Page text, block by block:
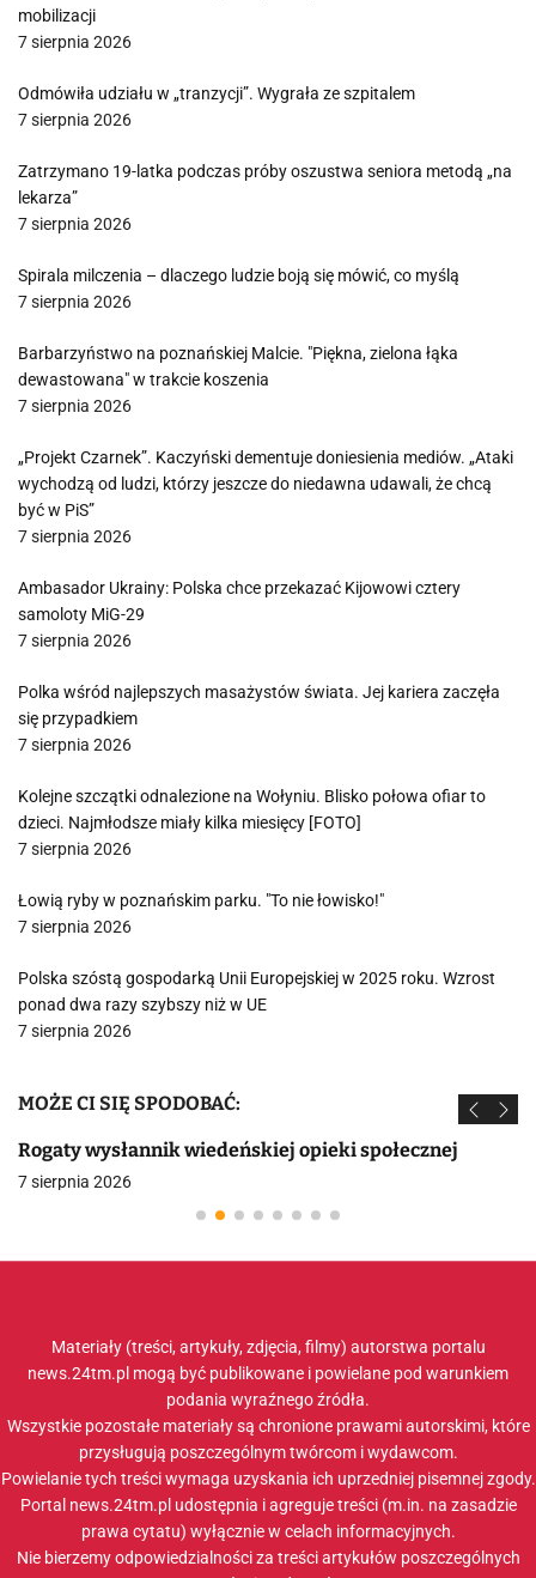
mobilizacji
7 sierpnia 2026
Odmówiła udziału w „tranzycji”. Wygrała ze szpitalem
7 sierpnia 2026
Zatrzymano 19-latka podczas próby oszustwa seniora metodą „na
lekarza”
7 sierpnia 2026
Spirala milczenia – dlaczego ludzie boją się mówić, co myślą
7 sierpnia 2026
Barbarzyństwo na poznańskiej Malcie. "Piękna, zielona łąka
dewastowana" w trakcie koszenia
7 sierpnia 2026
„Projekt Czarnek”. Kaczyński dementuje doniesienia mediów. „Ataki
wychodzą od ludzi, którzy jeszcze do niedawna udawali, że chcą
być w PiS”
7 sierpnia 2026
Ambasador Ukrainy: Polska chce przekazać Kijowowi cztery
samoloty MiG-29
7 sierpnia 2026
Polka wśród najlepszych masażystów świata. Jej kariera zaczęła
się przypadkiem
7 sierpnia 2026
Kolejne szczątki odnalezione na Wołyniu. Blisko połowa ofiar to
dzieci. Najmłodsze miały kilka miesięcy [FOTO]
7 sierpnia 2026
Łowią ryby w poznańskim parku. "To nie łowisko!"
7 sierpnia 2026
Polska szóstą gospodarką Unii Europejskiej w 2025 roku. Wzrost
ponad dwa razy szybszy niż w UE
7 sierpnia 2026
MOŻE CI SIĘ SPODOBAĆ:
Rogaty wysłannik wiedeńskiej opieki społecznej
7 sierpnia 2026
Materiały (treści, artykuły, zdjęcia, filmy) autorstwa portalu
news.24tm.pl mogą być publikowane i powielane pod warunkiem
podania wyraźnego źródła.
Wszystkie pozostałe materiały są chronione prawami autorskimi, które
przysługują poszczególnym twórcom i wydawcom.
Powielanie tych treści wymaga uzyskania ich uprzedniej pisemnej zgody.
Portal news.24tm.pl udostępnia i agreguje treści (m.in. na zasadzie
prawa cytatu) wyłącznie w celach informacyjnych.
Nie bierzemy odpowiedzialności za treści artykułów poszczególnych